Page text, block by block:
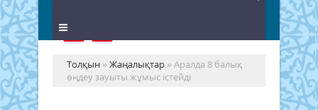
Толқын »Жаңалықтар » Аралда 8 балық
өңдеу зауыты жұмыс істейді